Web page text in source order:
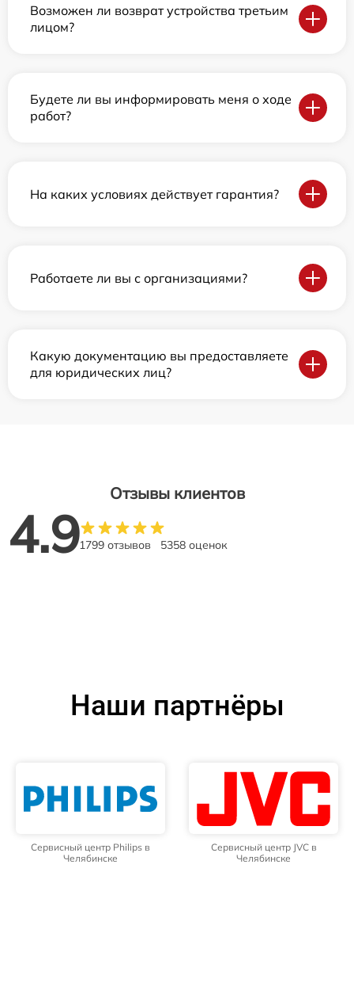
Возможен ли возврат устройства третьим
лицом?
Будете ли вы информировать меня о ходе
работ?
На каких условиях действует гарантия?
Работаете ли вы с организациями?
Какую документацию вы предоставляете
для юридических лиц?
Отзывы клиентов
4.91799 отзывов 5358 оценок
Наши партнёры
Сервисный центр Philips в
Челябинске
Сервисный центр JVC в
Челябинске